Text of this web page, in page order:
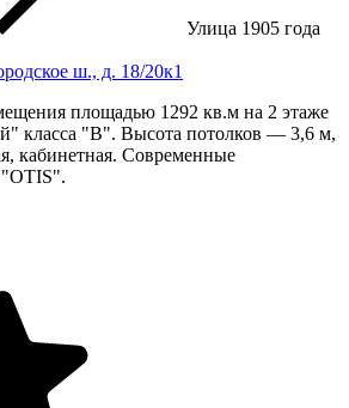
Улица 1905 года
ш., д. 18/20к1
площадью 1292 кв.м на 2 этаже
класса "В". Высота потолков — 3,6 м,
кабинетная. Современные
"OTIS".